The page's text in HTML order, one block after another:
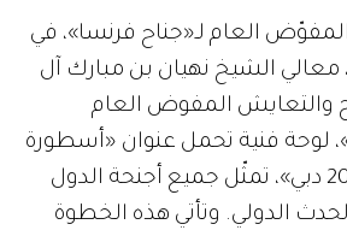
المفوّض العام لـ«جناح فرنسا»، في
2020 دبي»، معالي الشيخ نهيان بن مبارك آل
والتعايش المفوض العام
2020 دبي»، لوحة فنية تحمل عنوان «أسطورة
بابل 12 – إكسبو 2020 دبي»، تمثّل جميع أجنحة الدول
الدولي. وتأتي هذه الخطوة